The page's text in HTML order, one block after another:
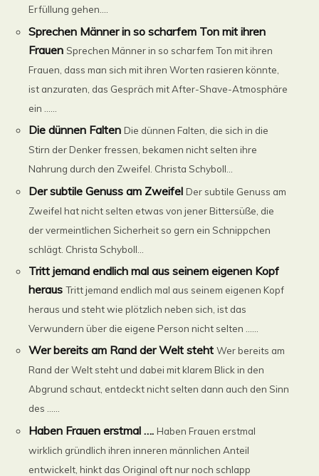
Erfüllung gehen....
Sprechen Männer in so scharfem Ton mit ihren
Frauen Sprechen Männer in so scharfem Ton mit ihren
Frauen, dass man sich mit ihren Worten rasieren könnte,
ist anzuraten, das Gespräch mit After-Shave-Atmosphäre
ein ......
Die dünnen Falten Die dünnen Falten, die sich in die
Stirn der Denker fressen, bekamen nicht selten ihre
Nahrung durch den Zweifel. Christa Schyboll...
Der subtile Genuss am Zweifel Der subtile Genuss am
Zweifel hat nicht selten etwas von jener Bittersüße, die
der vermeintlichen Sicherheit so gern ein Schnippchen
schlägt. Christa Schyboll...
Tritt jemand endlich mal aus seinem eigenen Kopf
heraus Tritt jemand endlich mal aus seinem eigenen Kopf
heraus und steht wie plötzlich neben sich, ist das
Verwundern über die eigene Person nicht selten ......
Wer bereits am Rand der Welt steht Wer bereits am
Rand der Welt steht und dabei mit klarem Blick in den
Abgrund schaut, entdeckt nicht selten dann auch den Sinn
des ......
Haben Frauen erstmal …. Haben Frauen erstmal
wirklich gründlich ihren inneren männlichen Anteil
entwickelt, hinkt das Original oft nur noch schlapp